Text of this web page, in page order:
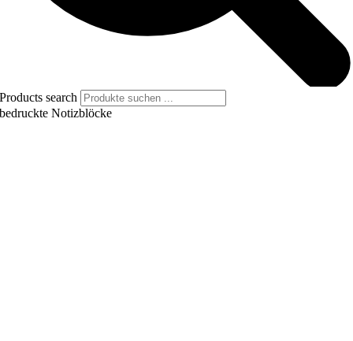
Products search
bedruckte Notizblöcke